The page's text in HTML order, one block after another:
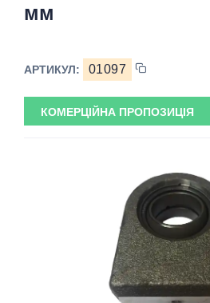
мм
АРТИКУЛ: 01097
КОМЕРЦІЙНА ПРОПОЗИЦІЯ